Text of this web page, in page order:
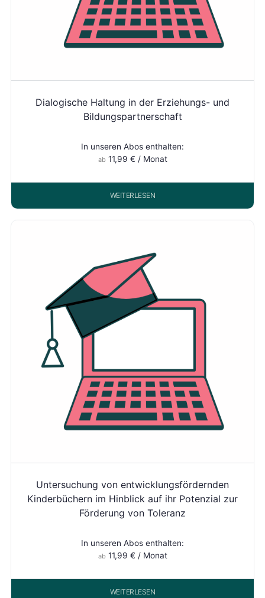
Dialogische Haltung in der Erziehungs- und
Bildungspartnerschaft
In unseren Abos enthalten:
ab 11,99 € / Monat
WEITERLESEN
Untersuchung von entwicklungsfördernden
Kinderbüchern im Hinblick auf ihr Potenzial zur
Förderung von Toleranz
In unseren Abos enthalten:
ab 11,99 € / Monat
WEITERLESEN